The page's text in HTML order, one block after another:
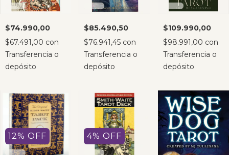
$74.990,00
$67.491,00 con
Transferencia o
depósito
$85.490,50
$76.941,45 con
Transferencia o
depósito
$109.990,00
$98.991,00 con
Transferencia o
depósito
12% OFF 4%OFF